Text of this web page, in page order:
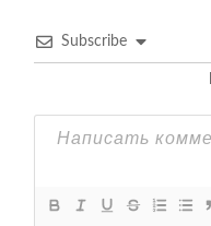
Subscribe